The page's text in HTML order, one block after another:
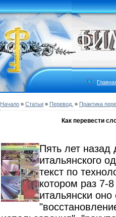
Начало » Статьи » Перевод. » Практика
Как перевести
Пять лет назад
итальянского
текст по
котором раз 7-
итальянски